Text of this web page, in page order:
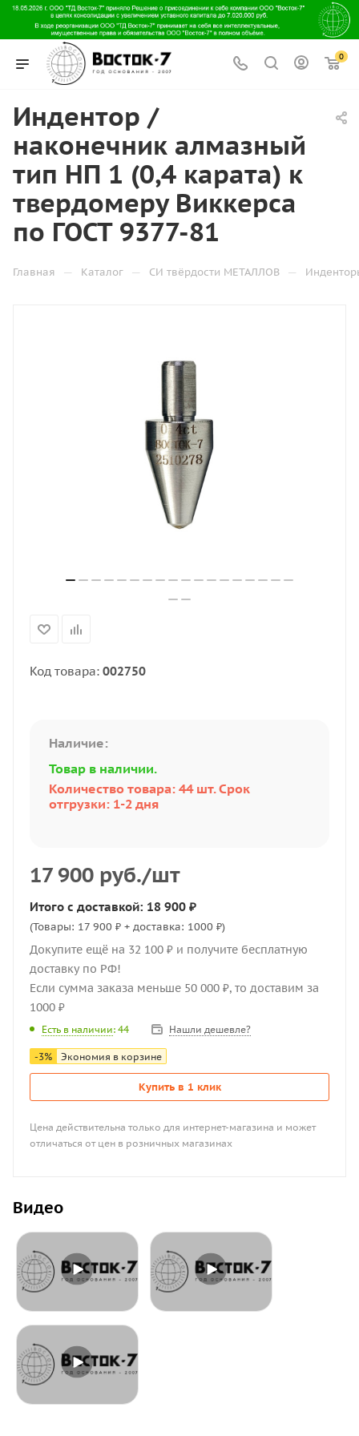
0
Индентор /
наконечник алмазный
тип НП 1 (0,4 карата) к
твердомеру Виккерса
по ГОСТ 9377-81
Главная — Каталог — СИ твёрдости МЕТАЛЛОВ —
Код товара: 002750
Наличие:
Товар в наличии.
Количество товара: 44 шт. Срок
отгрузки: 1-2 дня
17 900 руб./шт
Итого с доставкой: 18 900 ₽
(Товары: 17 900 ₽ + доставка: 1000 ₽)
Докупите ещё на 32 100 ₽ и получите бесплатную
доставку по РФ!
Если сумма заказа меньше 50 000 ₽, то доставим за
1000 ₽
Есть в наличии: 44 Нашли дешевле?
-3% Экономия в корзине
Купить в 1 клик
Цена действительна только для интернет-магазина и может
отличаться от цен в розничных магазинах
Видео